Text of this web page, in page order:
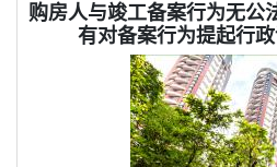
购房人与竣工备案行为无公
有对备案行为提起行